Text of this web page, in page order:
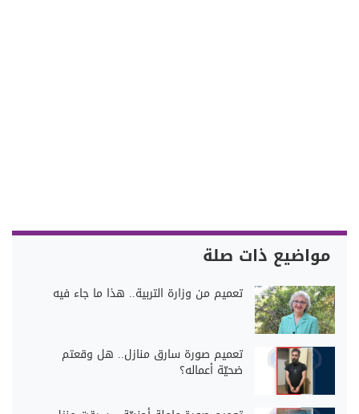
مواضيع ذات صلة
تعميم من وزارة التربية.. هذا ما جاء فيه
تعميم صورة سارق منازل.. هل وقعتم
ضحيّة أعماله؟